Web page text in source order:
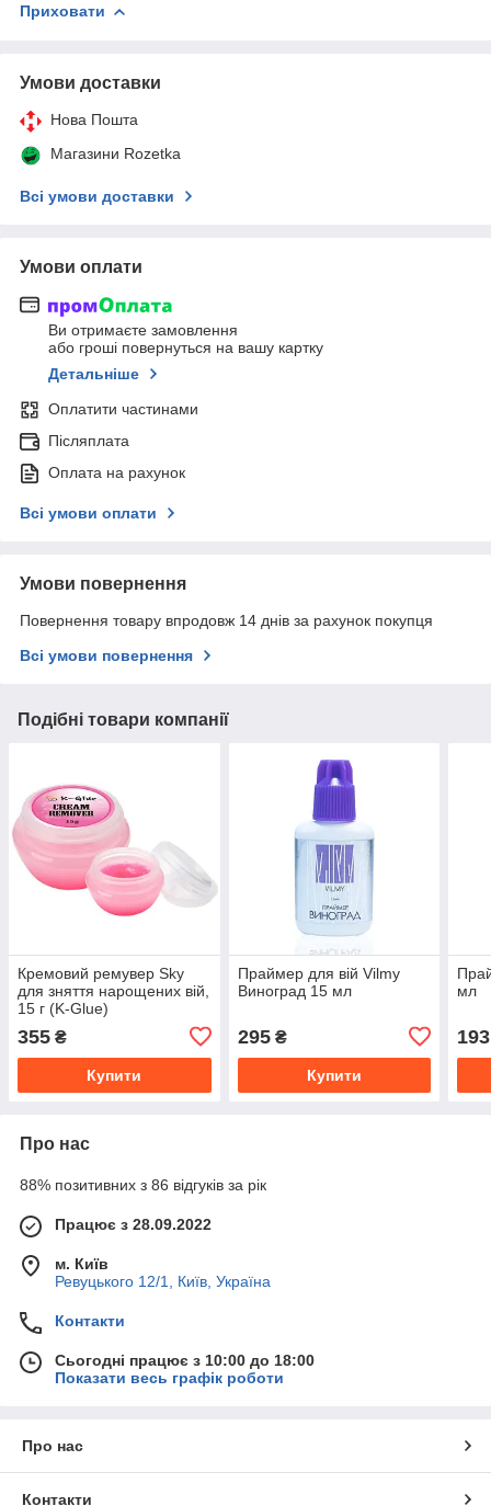
Приховати
Умови доставки
Нова Пошта
Магазини Rozetka
Всі умови доставки
Умови оплати
Ви отримаєте замовлення
або гроші повернуться на вашу картку
Детальніше
Оплатити частинами
Післяплата
Оплата на рахунок
Всі умови оплати
Умови повернення
Повернення товару впродовж 14 днів за рахунок покупця
Всі умови повернення
Подібні товари компанії
Кремовий ремувер Sky
для зняття нарощених вій,
15 г (K-Glue)
355 ₴
Купити
Праймер для вій Vilmy
Виноград 15 мл
295₴
Купити
мл
193
Про нас
88% позитивних з 86 відгуків за рік
Працює з 28.09.2022
м. Київ
Ревуцького 12/1, Київ, Україна
Контакти
Сьогодні працює з 10:00 до 18:00
Показати весь графік роботи
Про нас
Контакти